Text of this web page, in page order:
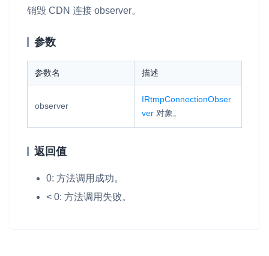
销毁 CDN 连接 observer。
参数
参数名 描述
observer
IRtmpConnectionObser
ver 对象。
返回值
0: 方法调用成功。
< 0: 方法调用失败。